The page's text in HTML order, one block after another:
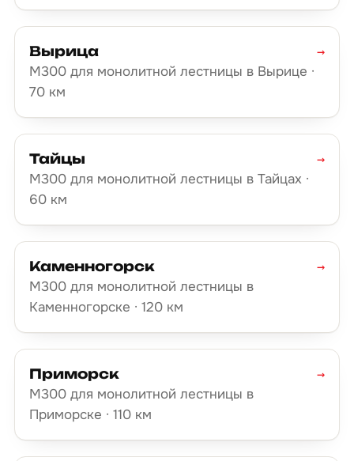
Вырица
М300 для монолитной лестницы в Вырице ·
70 км
→
Тайцы
М300 для монолитной лестницы в Тайцах ·
60 км
→
Каменногорск
М300 для монолитной лестницы в
Каменногорске · 120 км
→
Приморск
М300 для монолитной лестницы в
Приморске · 110 км
→